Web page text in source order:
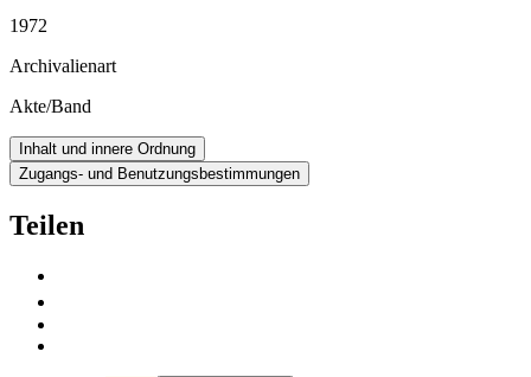
1972
Archivalienart
Akte/Band
Inhalt und innere Ordnung
Zugangs- und Benutzungsbestimmungen
Teilen